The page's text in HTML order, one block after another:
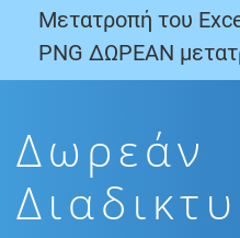
Μετατροπή του
PNG ΔΩΡΕΑΝ
Δωρεάν